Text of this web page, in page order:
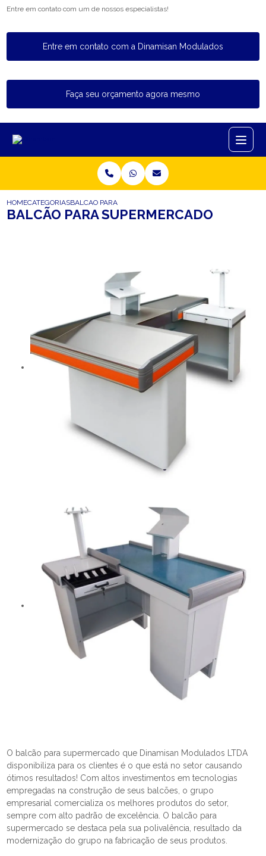
Entre em contato com um de nossos especialistas!
Entre em contato com a Dinamisan Modulados
Faça seu orçamento agora mesmo
HOMECATEGORIASBALCAO PARA SUPERMERCADO
BALCÃO PARA SUPERMERCADO
O balcão para supermercado que Dinamisan Modulados LTDA
disponibiliza para os clientes é o que está no setor causando
ótimos resultados! Com altos investimentos em tecnologias
empregadas na construção de seus balcões, o grupo
empresarial comercializa os melhores produtos do setor,
sempre com alto padrão de excelência. O balcão para
supermercado se destaca pela sua polivalência, resultado da
modernização do grupo na fabricação de seus produtos.